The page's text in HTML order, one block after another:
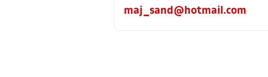
maj_sand@hotmail.com